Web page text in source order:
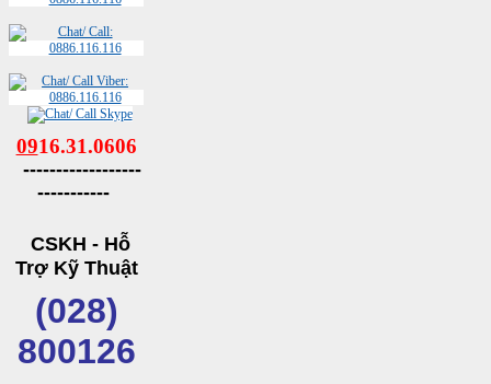
0916.31.0606
------------------
-----------
CSKH - Hỗ
Trợ Kỹ Thuật
(028)
800126